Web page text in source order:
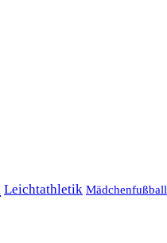
Leichtathletik Mädchenfußball